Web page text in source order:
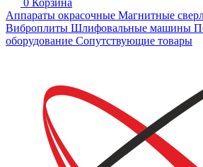
0 Корзина
Аппараты окрасочные Магнитные
Виброплиты Шлифовальные машины
оборудование Сопутствующие товары